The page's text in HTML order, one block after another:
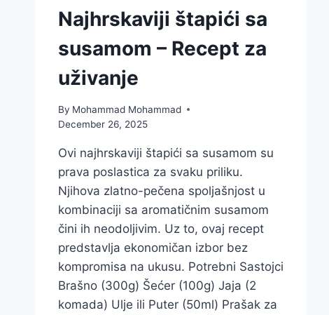
Najhrskaviji štapići sa
susamom – Recept za
uživanje
By Mohammad Mohammad
December 26, 2025
Ovi najhrskaviji štapići sa susamom su
prava poslastica za svaku priliku.
Njihova zlatno-pečena spoljašnjost u
kombinaciji sa aromatičnim susamom
čini ih neodoljivim. Uz to, ovaj recept
predstavlja ekonomičan izbor bez
kompromisa na ukusu. Potrebni Sastojci
Brašno (300g) Šećer (100g) Jaja (2
komada) Ulje ili Puter (50ml) Prašak za